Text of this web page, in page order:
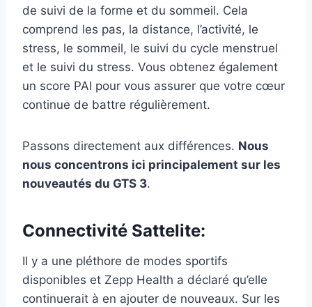
de suivi de la forme et du sommeil. Cela
comprend les pas, la distance, l’activité, le
stress, le sommeil, le suivi du cycle menstruel
et le suivi du stress. Vous obtenez également
un score PAI pour vous assurer que votre cœur
continue de battre régulièrement.
Passons directement aux différences. Nous
nous concentrons ici principalement sur les
nouveautés du GTS 3.
Connectivité Sattelite:
Il y a une pléthore de modes sportifs
disponibles et Zepp Health a déclaré qu’elle
continuerait à en ajouter de nouveaux. Sur les